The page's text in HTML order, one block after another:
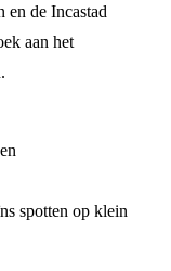
en de Incastad
aan het
spotten op klein